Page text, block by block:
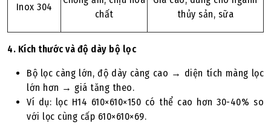
Inox 304
chất
thủy sản, sữa
4. Kích thước và độ dày bộ lọc
Bộ lọc càng lớn, độ dày càng cao → diện tích màng lọc
lớn hơn → giá tăng theo.
Ví dụ: lọc H14 610×610×150 có thể cao hơn 30-40% so
với lọc cùng cấp 610×610×69.